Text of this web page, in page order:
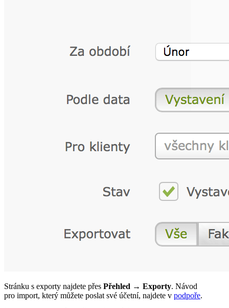
Stránku s exporty najdete přes Přehled → Exporty. Návod
pro import, který můžete poslat své účetní, najdete v podpoře.